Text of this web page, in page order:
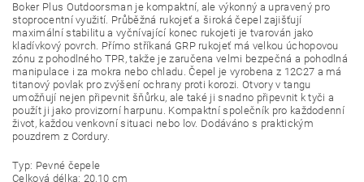
Boker Plus Outdoorsman je kompaktní, ale výkonný a upravený pro
stoprocentní využití. Průběžná rukojeť a široká čepel zajišťují
maximální stabilitu a vyčnívající konec rukojeti je tvarován jako
kladívkový povrch. Přímo stříkaná GRP rukojeť má velkou úchopovou
zónu z pohodlného TPR, takže je zaručena velmi bezpečná a pohodlná
manipulace i za mokra nebo chladu. Čepel je vyrobena z 12C27 a má
titanový povlak pro zvýšení ochrany proti korozi. Otvory v tangu
umožňují nejen připevnit šňůrku, ale také ji snadno připevnit k tyči a
použít ji jako provizorní harpunu. Kompaktní společník pro každodenní
život, každou venkovní situaci nebo lov. Dodáváno s praktickým
pouzdrem z Cordury.
Typ: Pevné čepele
Celková délka: 20,10 cm